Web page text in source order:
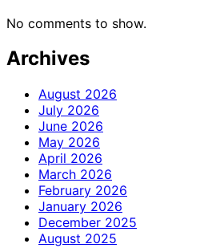
No comments to show.
Archives
August 2026
July 2026
June 2026
May 2026
April 2026
March 2026
February 2026
January 2026
December 2025
August 2025